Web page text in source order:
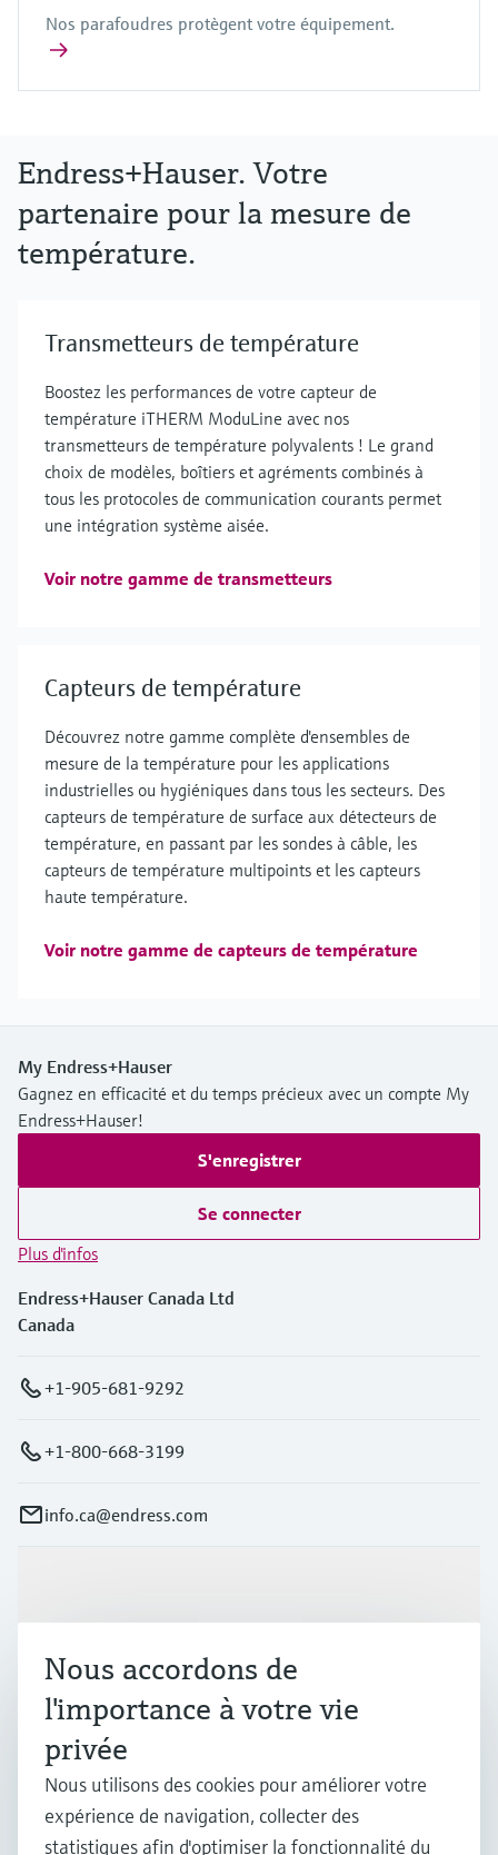
Nos parafoudres protègent votre équipement.
Endress+Hauser. Votre
partenaire pour la mesure de
température.
Transmetteurs de température
Boostez les performances de votre capteur de
température iTHERM ModuLine avec nos
transmetteurs de température polyvalents ! Le grand
choix de modèles, boîtiers et agréments combinés à
tous les protocoles de communication courants permet
une intégration système aisée.
Voir notre gamme de transmetteurs
Capteurs de température
Découvrez notre gamme complète d'ensembles de
mesure de la température pour les applications
industrielles ou hygiéniques dans tous les secteurs. Des
capteurs de température de surface aux détecteurs de
température, en passant par les sondes à câble, les
capteurs de température multipoints et les capteurs
haute température.
Voir notre gamme de capteurs de température
My Endress+Hauser
Gagnez en efficacité et du temps précieux avec un compte My
Endress+Hauser!
S'enregistrer
Se connecter
Plus d'infos
Endress+Hauser Canada Ltd
Canada
+1-905-681-9292
+1-800-668-3199
info.ca@endress.com
Industries
Support
Société
Nous accordons de
l'importance à votre vie
privée
Nous utilisons des cookies pour améliorer votre
expérience de navigation, collecter des
statistiques afin d'optimiser la fonctionnalité du